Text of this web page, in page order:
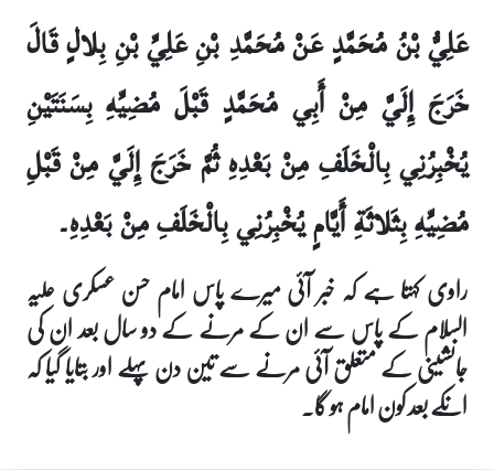
عَلِيُّ بْنُ مُحَمَّدٍ عَنْ مُحَمَّدِ بْنِ عَلِيِّ بْنِ بِلالٍ قَالَ
خَرَجَ إِلَيَّ مِنْ أَبِي مُحَمَّدٍ قَبْلَ مُضِيِّهِ بِسَنَتَيْنِ
يُخْبِرُنِي بِالْخَلَفِ مِنْ بَعْدِهِ ثُمَّ خَرَجَ إِلَيَّ مِنْ قَبْلِ
مُضِيِّهِ بِثَلاثَةِ أَيَّامٍ يُخْبِرُنِي بِالْخَلَفِ مِنْ بَعْدِهِ۔
راوی کہتا ہے کہ خبر آئی میرے پاس امام حسن عسکری علیہ
السلام کے پاس سے ان کے مرنے کے دو سال بعد ان کی
جانشینی کے متعلق آئی مرنے سے تین دن پہلے اور بتایا گیا کہ
انکے بعد کون امام ہو گا۔